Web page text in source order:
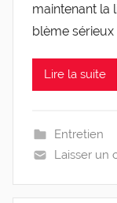
main­te­nant la
blème
Lire la suite
Entretien
Laisser un